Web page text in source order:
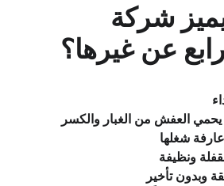
شركة
عن غيرها؟
العفش من الغبار والكسر
شغلها
ونظيفة
وبدون تأخير